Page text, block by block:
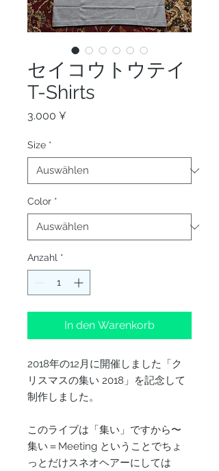
セイコウトウテイ
T-Shirts
3.000 ¥
Size *
Color *
Anzahl *
In den Warenkorb
2018年の12月に開催しました「ク
リスマスの集い 2018」を記念して
制作しました。
このライブは「集い」ですから〜
集い＝Meeting ということでちょ
っとだけスネオヘアーにしては